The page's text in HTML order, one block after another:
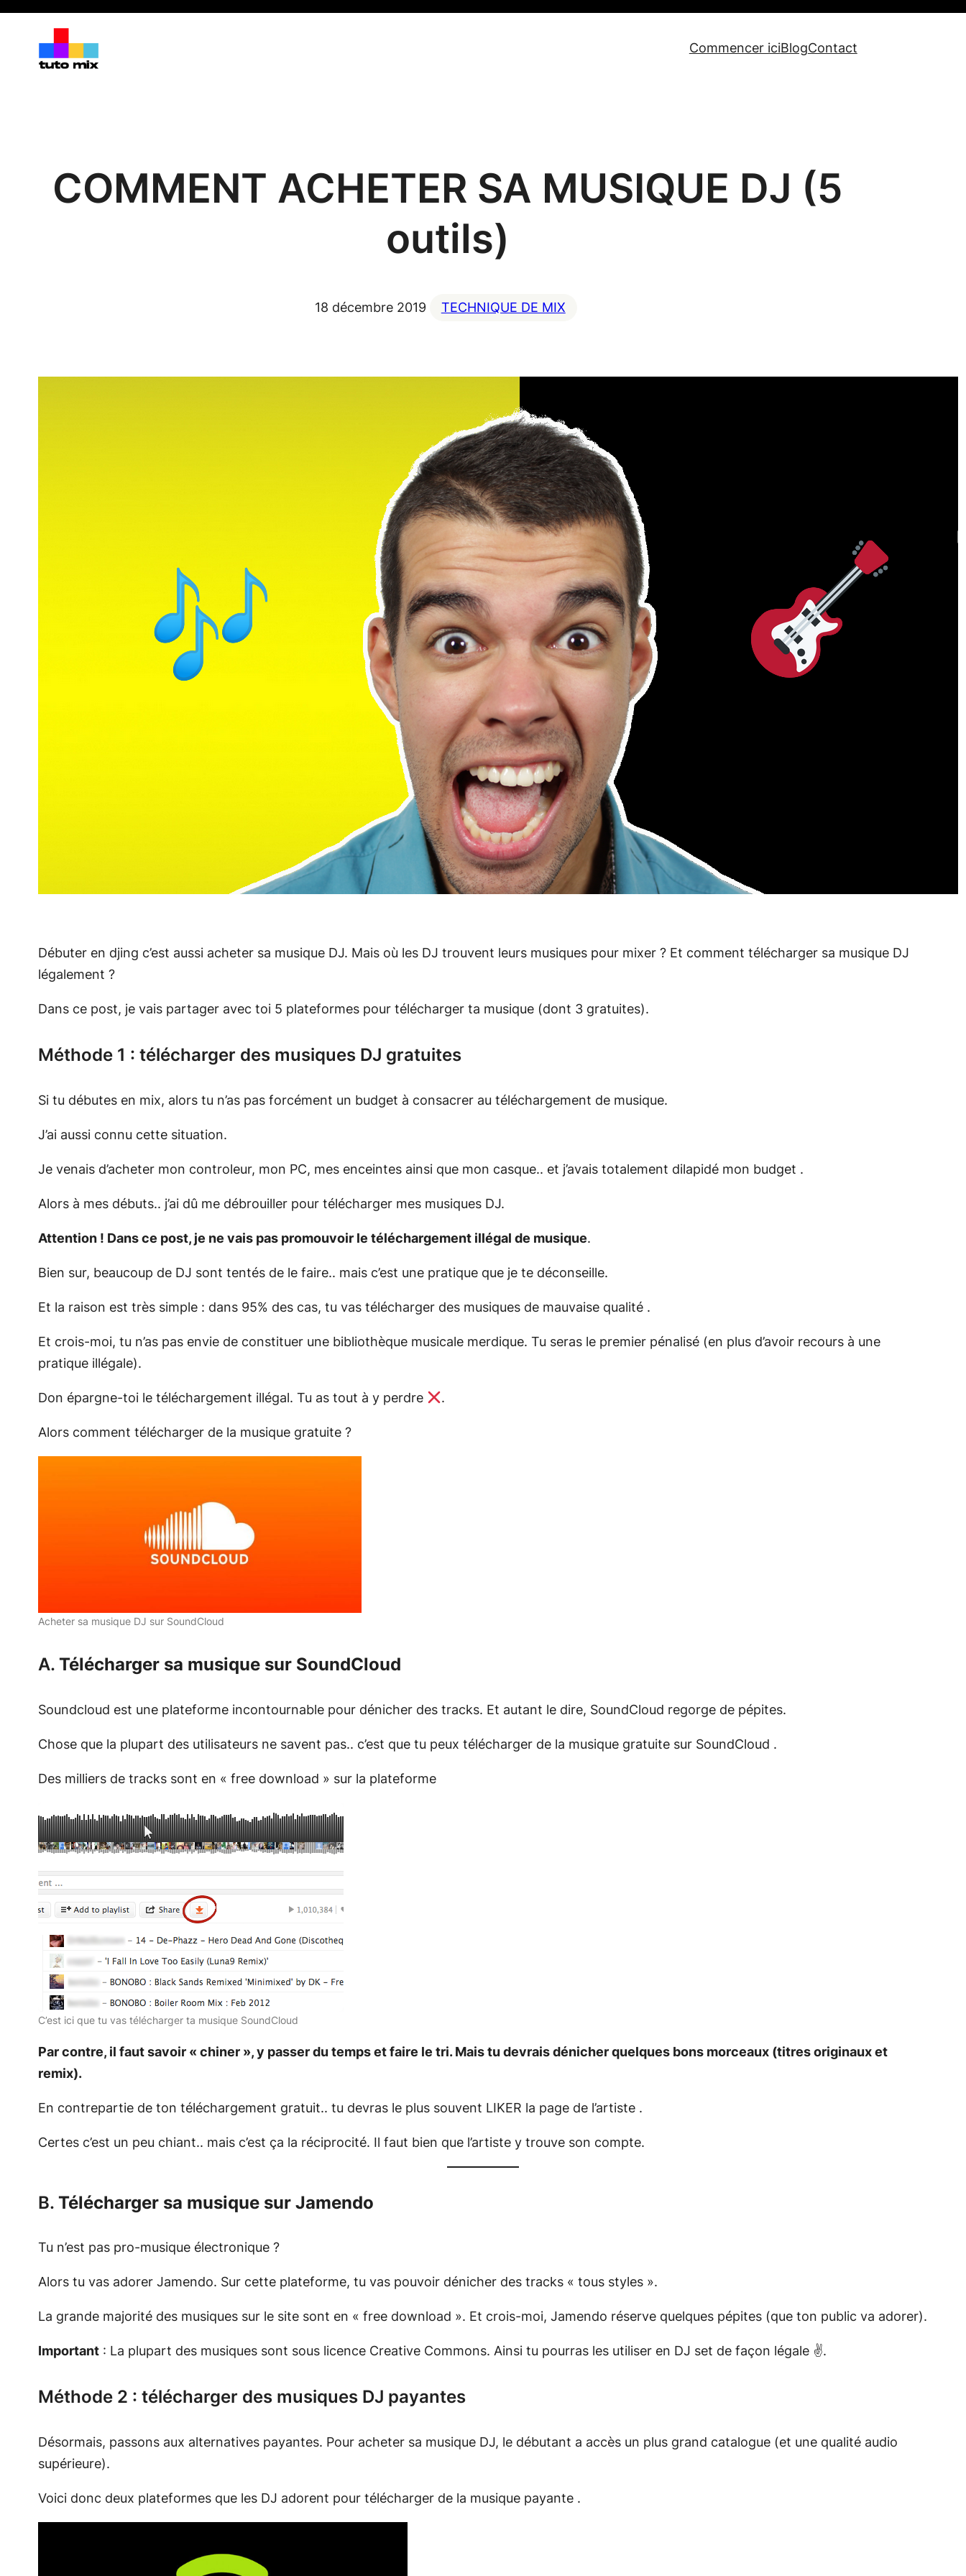
Aller
contenu
Commencer iciBlogContact
COMMENT ACHETER SA MUSIQUE DJ (5
outils)
18 décembre 2019 TECHNIQUE DE MIX
Débuter en djing c’est aussi acheter sa musique DJ. Mais où les DJ trouvent leurs musiques pour mixer ? Et comment télécharger sa musique DJ
légalement ?
Dans ce post, je vais partager avec toi 5 plateformes pour télécharger ta musique (dont 3 gratuites).
Méthode 1 : télécharger des musiques DJ gratuites
Si tu débutes en mix, alors tu n’as pas forcément un budget à consacrer au téléchargement de musique.
J’ai aussi connu cette situation.
Je venais d’acheter mon controleur, mon PC, mes enceintes ainsi que mon casque.. et j’avais totalement dilapidé mon budget .
Alors à mes débuts.. j’ai dû me débrouiller pour télécharger mes musiques DJ.
Attention ! Dans ce post, je ne vais pas promouvoir le téléchargement illégal de musique.
Bien sur, beaucoup de DJ sont tentés de le faire.. mais c’est une pratique que je te déconseille.
Et la raison est très simple : dans 95% des cas, tu vas télécharger des musiques de mauvaise qualité .
Et crois-moi, tu n’as pas envie de constituer une bibliothèque musicale merdique. Tu seras le premier pénalisé (en plus d’avoir recours à une
pratique illégale).
Don épargne-toi le téléchargement illégal. Tu as tout à y perdre .
Alors comment télécharger de la musique gratuite ?
Acheter sa musique DJ sur SoundCloud
A. Télécharger sa musique sur SoundCloud
Soundcloud est une plateforme incontournable pour dénicher des tracks. Et autant le dire, SoundCloud regorge de pépites.
Chose que la plupart des utilisateurs ne savent pas.. c’est que tu peux télécharger de la musique gratuite sur SoundCloud .
Des milliers de tracks sont en « free download » sur la plateforme
C’est ici que tu vas télécharger ta musique SoundCloud
Par contre, il faut savoir « chiner », y passer du temps et faire le tri. Mais tu devrais dénicher quelques bons morceaux (titres originaux et
remix).
En contrepartie de ton téléchargement gratuit.. tu devras le plus souvent LIKER la page de l’artiste .
Certes c’est un peu chiant.. mais c’est ça la réciprocité. Il faut bien que l’artiste y trouve son compte.
B. Télécharger sa musique sur Jamendo
Tu n’est pas pro-musique électronique ?
Alors tu vas adorer Jamendo. Sur cette plateforme, tu vas pouvoir dénicher des tracks « tous styles ».
La grande majorité des musiques sur le site sont en « free download ». Et crois-moi, Jamendo réserve quelques pépites (que ton public va adorer).
Important: La plupart des musiques sont sous licence Creative Commons. Ainsi tu pourras les utiliser en DJ set de façon légale ✌.
Méthode 2 : télécharger des musiques DJ payantes
Désormais, passons aux alternatives payantes. Pour acheter sa musique DJ, le débutant a accès un plus grand catalogue (et une qualité audio
supérieure).
Voici donc deux plateformes que les DJ adorent pour télécharger de la musique payante .